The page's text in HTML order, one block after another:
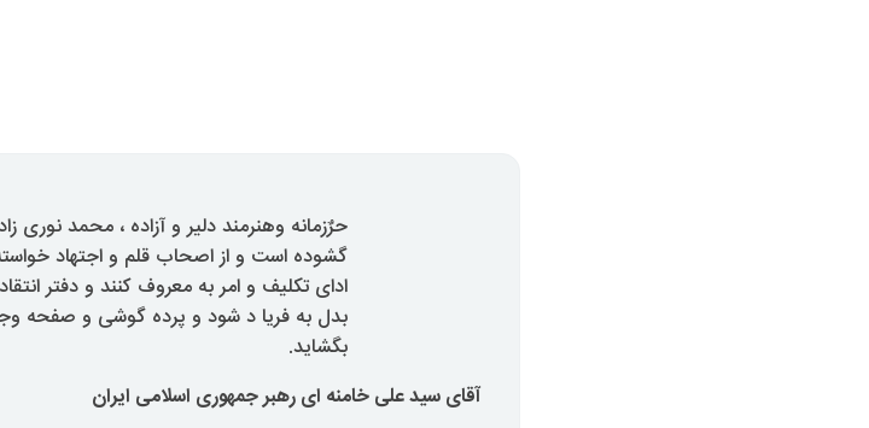
حرٌزمانه وهنرمند دلیر و آزاده ، محمد نوری
گشوده است و از اصحاب قلم و اجتهاد
ادای تکلیف و امر به معروف کنند و دفتر
بدل به فریا د شود و پرده گوشی و صفحه
بگشاید.
آقای سید علی خامنه ای رهبر جمهوری اسلامی ایران